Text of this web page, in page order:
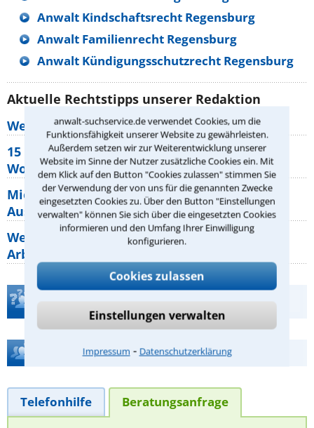
anwalt-suchservice.de verwendet Cookies, um die
Funktionsfähigkeit unserer Website zu gewährleisten.
Außerdem setzen wir zur Weiterentwicklung unserer
Website im Sinne der Nutzer zusätzliche Cookies ein. Mit
dem Klick auf den Button "Cookies zulassen" stimmen Sie
der Verwendung der von uns für die genannten Zwecke
eingesetzten Cookies zu. Über den Button "Einstellungen
verwalten" können Sie sich über die eingesetzten Cookies
informieren und den Umfang Ihrer Einwilligung
konfigurieren.
Cookies zulassen
Einstellungen verwalten
Impressum ⁃ Datenschutzerklärung
Anwalt Kindschaftsrecht Regensburg
Anwalt Familienrecht Regensburg
Anwalt Kündigungsschutzrecht Regensburg
Aktuelle Rechtstipps unserer Redaktion
Wer muss Zweitwohnungssteuer zahlen?
15 elementare Rechte, die jeder
Wohnungseigentümer kennen sollte
Mietpreisbremse 2026: Alle Regeln,
Ausnahmen und Rechte für Mieter
Welche Regeln für Teilnahme, Urlaub,
Arbeitszeit gelten beim
Teste Dein Rechtswissen
Hilfe bei Ihrer Anwaltsuche?
Telefonhilfe Beratungsanfrage